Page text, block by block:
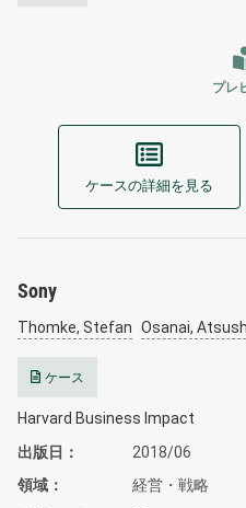
プレ
ケースの詳細を見る
Sony
Thomke, Stefan Osanai,
ケース
Harvard Business Impact
出版日
2018/06
領域
経営・戦略